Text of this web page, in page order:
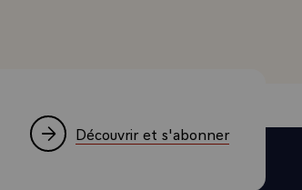
Découvrir et s'abonner